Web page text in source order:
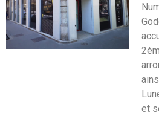
et